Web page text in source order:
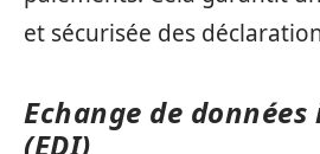
et sécurisée des
Echange de
(EDI)